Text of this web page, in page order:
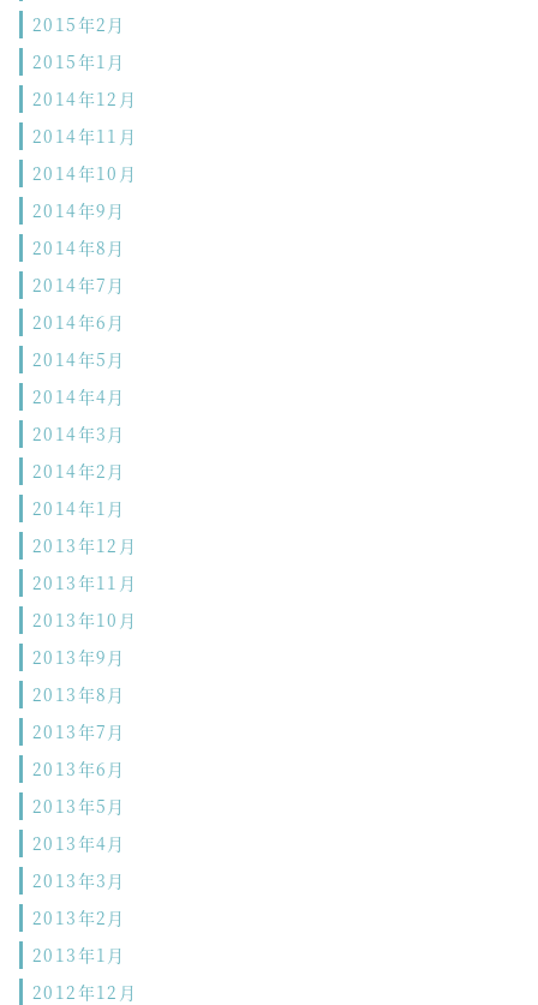
2015年2月
2015年1月
2014年12月
2014年11月
2014年10月
2014年9月
2014年8月
2014年7月
2014年6月
2014年5月
2014年4月
2014年3月
2014年2月
2014年1月
2013年12月
2013年11月
2013年10月
2013年9月
2013年8月
2013年7月
2013年6月
2013年5月
2013年4月
2013年3月
2013年2月
2013年1月
2012年12月